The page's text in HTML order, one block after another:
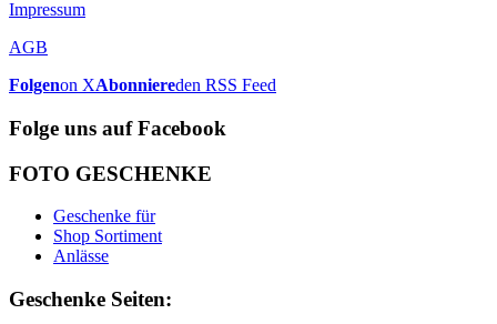
Impressum
AGB
Folgenon XAbonniereden RSS Feed
Folge uns auf Facebook
FOTO GESCHENKE
Geschenke für
Shop Sortiment
Anlässe
Geschenke Seiten: